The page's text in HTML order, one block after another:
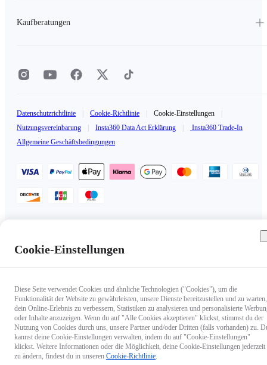
Kaufberatungen
Datenschutzrichtlinie Cookie-Richtlinie Cookie-Einstellungen
Nutzungsvereinbarung
Insta360 Data Act Erklärung
Insta360 Trade-In
Allgemeine Geschäftsbedingungen
Copyright © 2025 Insta360 All rights reserved.
Cookie-Einstellungen
Diese Seite verwendet Cookies und ähnliche Technologien ("Cookies"), um die
Funktionalität der Website zu gewährleisten, unsere Dienste bereitzustellen und zu warten,
dein Online-Erlebnis zu verbessern, Statistiken zu analysieren und personalisierte
oder Inhalte anzuzeigen. Wenn du auf "Alle Cookies akzeptieren" klickst, stimmst du der
Nutzung von Cookies durch uns, unsere Partner und/oder Dritten (falls vorhanden) zu.
kannst deine Cookie-Einstellungen verwalten, indem du auf "Cookie-Einstellungen"
klickst. Weitere Informationen oder die Möglichkeit, deine Cookie-Einstellungen jederzeit
zu ändern, findest du in unseren Cookie-Richtlinie.